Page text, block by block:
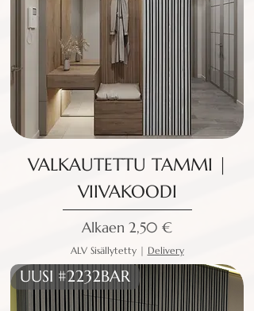
VALKAUTETTU TAMMI |
VIIVAKOODI
Alkaen 2,50 €
Alehinta
ALV Sisällytetty| Delivery
UUSI #2232BAR